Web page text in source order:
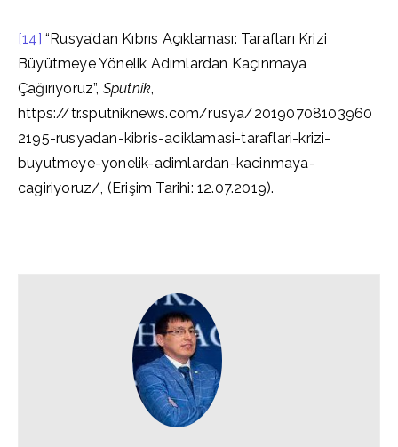
[14] “Rusya’dan Kıbrıs Açıklaması: Tarafları Krizi
Büyütmeye Yönelik Adımlardan Kaçınmaya
Çağırıyoruz”, Sputnik,
https://tr.sputniknews.com/rusya/20190708103960
2195-rusyadan-kibris-aciklamasi-taraflari-krizi-
buyutmeye-yonelik-adimlardan-kacinmaya-
cagiriyoruz/, (Erişim Tarihi: 12.07.2019).